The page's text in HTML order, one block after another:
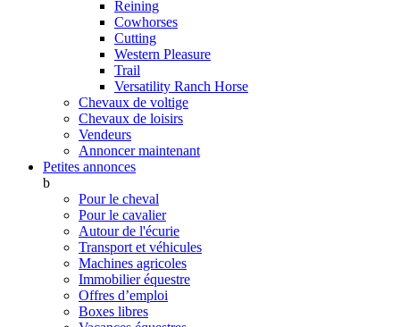
Reining
Cowhorses
Cutting
Western Pleasure
Trail
Versatility Ranch Horse
Chevaux de voltige
Chevaux de loisirs
Vendeurs
Annoncer maintenant
Petites annonces
b
Pour le cheval
Pour le cavalier
Autour de l'écurie
Transport et véhicules
Machines agricoles
Immobilier équestre
Offres d’emploi
Boxes libres